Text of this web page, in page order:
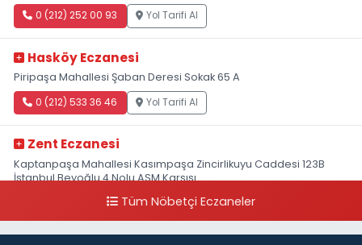
0 (212) 252 00 93 Yol Tarifi Al
Hasköy Eczanesi
Piripaşa Mahallesi Şaban Deresi Sokak 65 A
0 (212) 533 36 46 Yol Tarifi Al
Zent Eczanesi
Kaptanpaşa Mahallesi Kasımpaşa Zincirlikuyu Caddesi 123B
İstanbul Beyoğlu 4 Nolu ASM Karşısı
0 (212) 297 96 92 Yol Tarifi Al
Tüm Nöbetçi Eczaneler